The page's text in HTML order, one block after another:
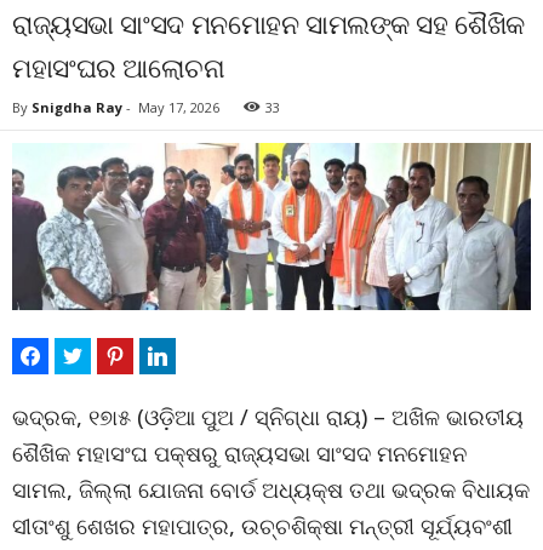
ରାଜ୍ୟସଭା ସାଂସଦ ମନମୋହନ ସାମଲଙ୍କ ସହ ଶୈଖିକ
ମହାସଂଘର ଆଲୋଚନା
By Snigdha Ray - May 17, 2026 33
ଭଦ୍ରକ, ୧୭ା୫ (ଓଡ଼ିଆ ପୁଅ / ସ୍ନିଗ୍ଧା ରାୟ) – ଅଖିଳ ଭାରତୀୟ
ଶୈଖିକ ମହାସଂଘ ପକ୍ଷରୁ ରାଜ୍ୟସଭା ସାଂସଦ ମନମୋହନ
ସାମଲ, ଜିଲ୍ଲା ଯୋଜନା ବୋର୍ଡ ଅଧ୍ୟକ୍ଷ ତଥା ଭଦ୍ରକ ବିଧାୟକ
ସୀତାଂଶୁ ଶେଖର ମହାପାତ୍ର, ଉଚ୍ଚଶିକ୍ଷା ମନ୍ତ୍ରୀ ସୂର୍ଯ୍ୟବଂଶୀ